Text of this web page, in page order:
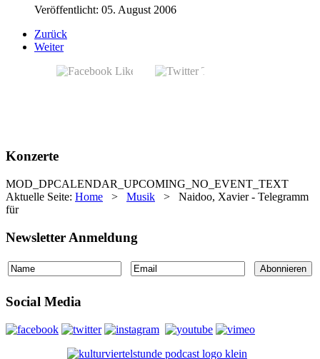
Veröffentlicht: 05. August 2006
Zurück
Weiter
Konzerte
MOD_DPCALENDAR_UPCOMING_NO_EVENT_TEXT
Aktuelle Seite: Home > Musik > Naidoo, Xavier - Telegramm
für
Newsletter Anmeldung
Social Media